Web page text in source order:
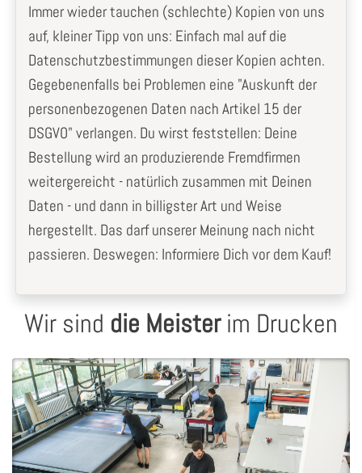
Immer wieder tauchen (schlechte) Kopien von uns
auf, kleiner Tipp von uns: Einfach mal auf die
Datenschutzbestimmungen dieser Kopien achten.
Gegebenenfalls bei Problemen eine "Auskunft der
personenbezogenen Daten nach Artikel 15 der
DSGVO" verlangen. Du wirst feststellen: Deine
Bestellung wird an produzierende Fremdfirmen
weitergereicht - natürlich zusammen mit Deinen
Daten - und dann in billigster Art und Weise
hergestellt. Das darf unserer Meinung nach nicht
passieren. Deswegen: Informiere Dich vor dem Kauf!
Wir sind die Meisterim Drucken